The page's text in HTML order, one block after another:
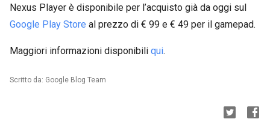
Nexus Player è disponibile per l’acquisto già da oggi sul
Google Play Store al prezzo di € 99 e € 49 per il gamepad.
Maggiori informazioni disponibili qui.
Scritto da: Google Blog Team